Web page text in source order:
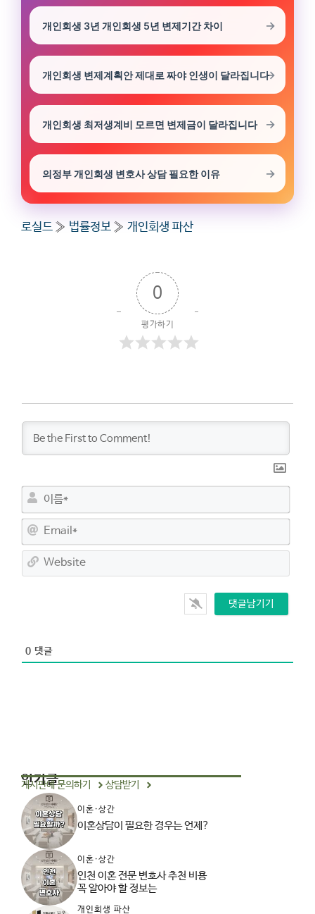
개인회생 3년 개인회생 5년 변제기간 차이
개인회생 변제계획안 제대로 짜야 인생이 달라집니다
개인회생 최저생계비 모르면 변제금이 달라집니다
의정부 개인회생 변호사 상담 필요한 이유
로실드 » 법률정보 » 개인회생 파산
0
평가하기
*E
a
l
0 댓글
인기글
게시판에 문의하기 상담받기
이혼·상간
이혼상담이 필요한 경우는 언제?
이혼·상간
인천 이혼 전문 변호사 추천 비용
꼭 알아야 할 정보는
개인회생 파산